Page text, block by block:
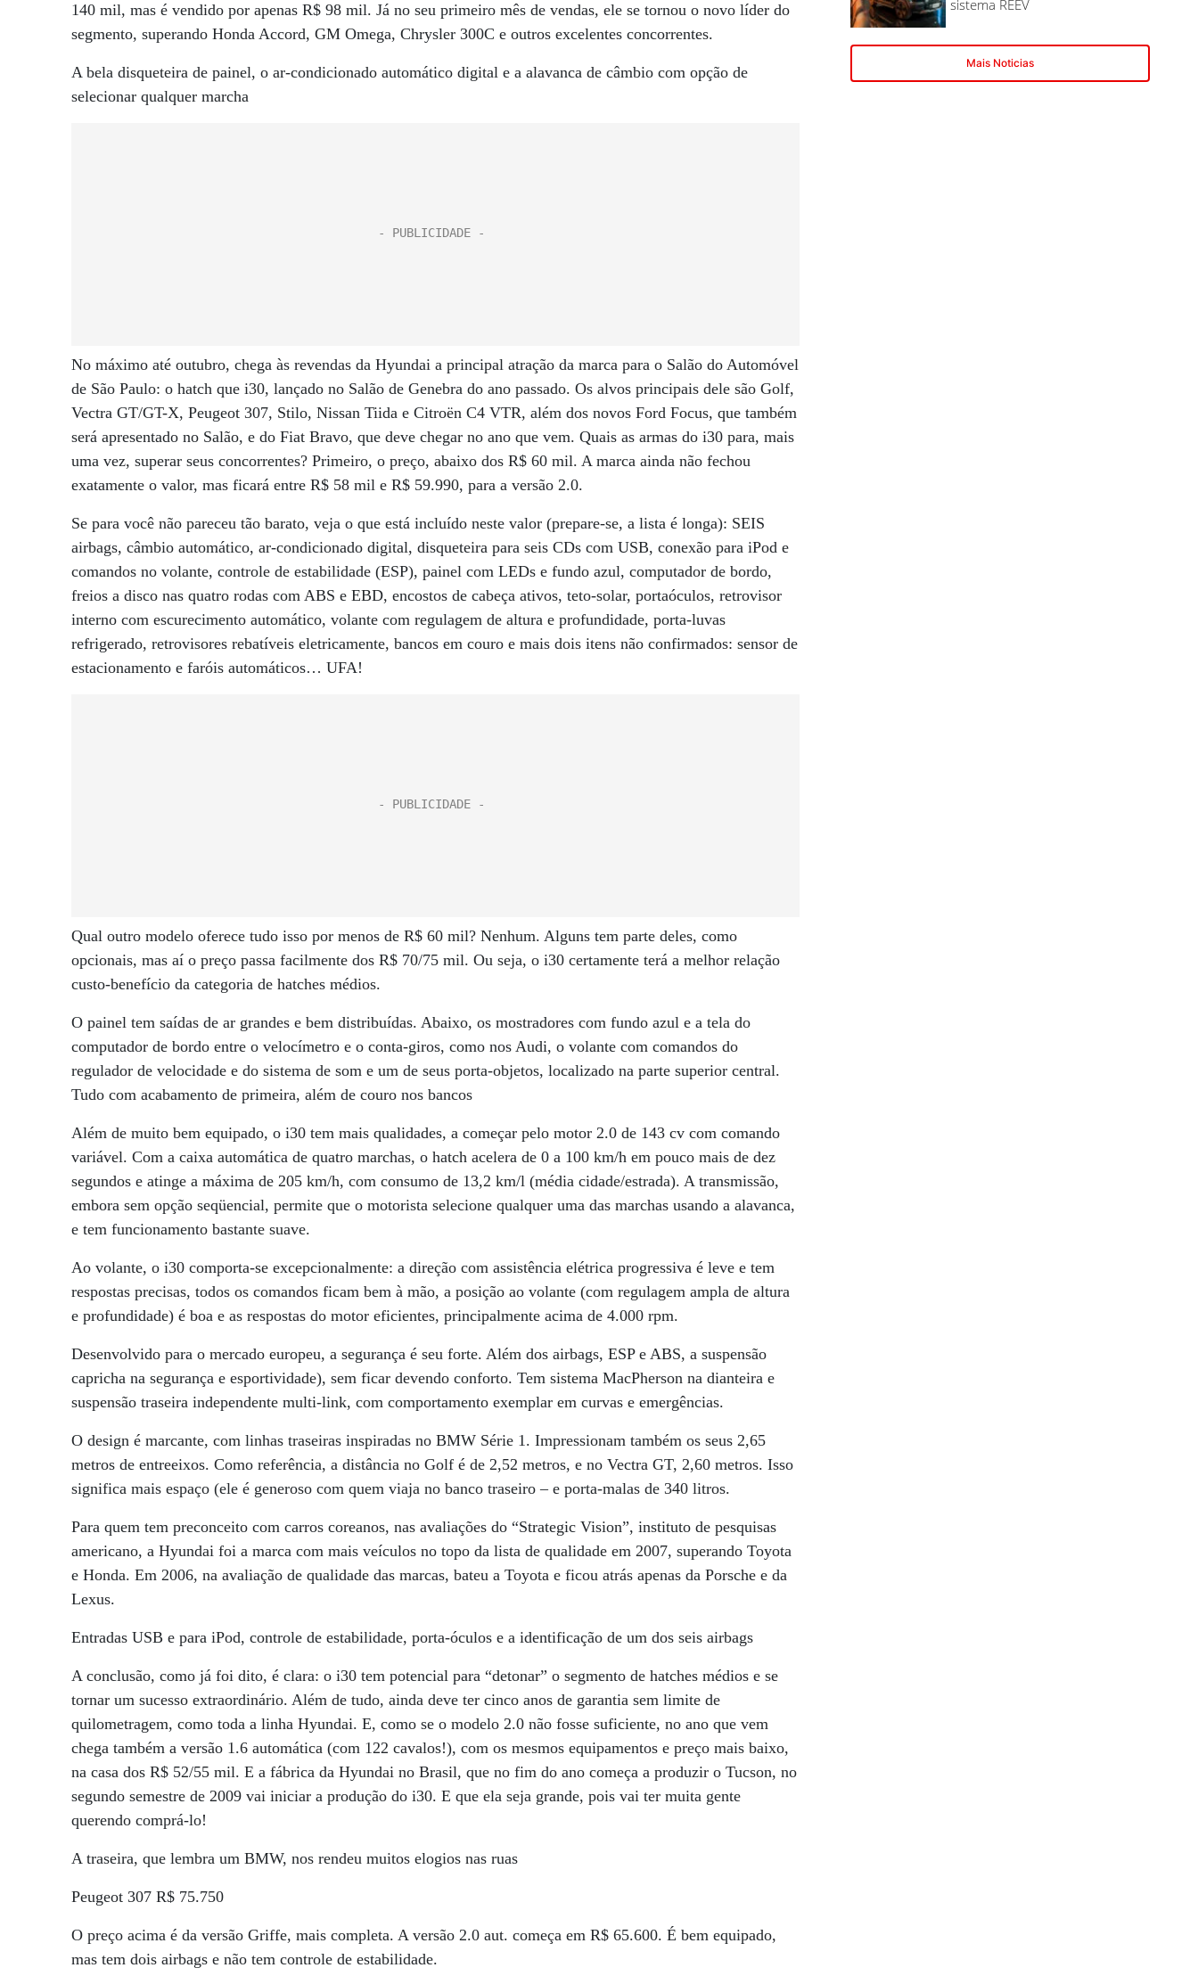
140 mil, mas é vendido por apenas R$ 98 mil. Já no seu primeiro mês de vendas, ele se tornou o novo líder do
segmento, superando Honda Accord, GM Omega, Chrysler 300C e outros excelentes concorrentes.
A bela disqueteira de painel, o ar-condicionado automático digital e a alavanca de câmbio com opção de
selecionar qualquer marcha
No máximo até outubro, chega às revendas da Hyundai a principal atração da marca para o Salão do Automóvel
de São Paulo: o hatch que i30, lançado no Salão de Genebra do ano passado. Os alvos principais dele são Golf,
Vectra GT/GT-X, Peugeot 307, Stilo, Nissan Tiida e Citroën C4 VTR, além dos novos Ford Focus, que também
será apresentado no Salão, e do Fiat Bravo, que deve chegar no ano que vem. Quais as armas do i30 para, mais
uma vez, superar seus concorrentes? Primeiro, o preço, abaixo dos R$ 60 mil. A marca ainda não fechou
exatamente o valor, mas ficará entre R$ 58 mil e R$ 59.990, para a versão 2.0.
Se para você não pareceu tão barato, veja o que está incluído neste valor (prepare-se, a lista é longa): SEIS
airbags, câmbio automático, ar-condicionado digital, disqueteira para seis CDs com USB, conexão para iPod e
comandos no volante, controle de estabilidade (ESP), painel com LEDs e fundo azul, computador de bordo,
freios a disco nas quatro rodas com ABS e EBD, encostos de cabeça ativos, teto-solar, portaóculos, retrovisor
interno com escurecimento automático, volante com regulagem de altura e profundidade, porta-luvas
refrigerado, retrovisores rebatíveis eletricamente, bancos em couro e mais dois itens não confirmados: sensor de
estacionamento e faróis automáticos… UFA!
Qual outro modelo oferece tudo isso por menos de R$ 60 mil? Nenhum. Alguns tem parte deles, como
opcionais, mas aí o preço passa facilmente dos R$ 70/75 mil. Ou seja, o i30 certamente terá a melhor relação
custo-benefício da categoria de hatches médios.
O painel tem saídas de ar grandes e bem distribuídas. Abaixo, os mostradores com fundo azul e a tela do
computador de bordo entre o velocímetro e o conta-giros, como nos Audi, o volante com comandos do
regulador de velocidade e do sistema de som e um de seus porta-objetos, localizado na parte superior central.
Tudo com acabamento de primeira, além de couro nos bancos
Além de muito bem equipado, o i30 tem mais qualidades, a começar pelo motor 2.0 de 143 cv com comando
variável. Com a caixa automática de quatro marchas, o hatch acelera de 0 a 100 km/h em pouco mais de dez
segundos e atinge a máxima de 205 km/h, com consumo de 13,2 km/l (média cidade/estrada). A transmissão,
embora sem opção seqüencial, permite que o motorista selecione qualquer uma das marchas usando a alavanca,
e tem funcionamento bastante suave.
Ao volante, o i30 comporta-se excepcionalmente: a direção com assistência elétrica progressiva é leve e tem
respostas precisas, todos os comandos ficam bem à mão, a posição ao volante (com regulagem ampla de altura
e profundidade) é boa e as respostas do motor eficientes, principalmente acima de 4.000 rpm.
Desenvolvido para o mercado europeu, a segurança é seu forte. Além dos airbags, ESP e ABS, a suspensão
capricha na segurança e esportividade), sem ficar devendo conforto. Tem sistema MacPherson na dianteira e
suspensão traseira independente multi-link, com comportamento exemplar em curvas e emergências.
O design é marcante, com linhas traseiras inspiradas no BMW Série 1. Impressionam também os seus 2,65
metros de entreeixos. Como referência, a distância no Golf é de 2,52 metros, e no Vectra GT, 2,60 metros. Isso
significa mais espaço (ele é generoso com quem viaja no banco traseiro – e porta-malas de 340 litros.
Para quem tem preconceito com carros coreanos, nas avaliações do “Strategic Vision”, instituto de pesquisas
americano, a Hyundai foi a marca com mais veículos no topo da lista de qualidade em 2007, superando Toyota
e Honda. Em 2006, na avaliação de qualidade das marcas, bateu a Toyota e ficou atrás apenas da Porsche e da
Lexus.
Entradas USB e para iPod, controle de estabilidade, porta-óculos e a identificação de um dos seis airbags
A conclusão, como já foi dito, é clara: o i30 tem potencial para “detonar” o segmento de hatches médios e se
tornar um sucesso extraordinário. Além de tudo, ainda deve ter cinco anos de garantia sem limite de
quilometragem, como toda a linha Hyundai. E, como se o modelo 2.0 não fosse suficiente, no ano que vem
chega também a versão 1.6 automática (com 122 cavalos!), com os mesmos equipamentos e preço mais baixo,
na casa dos R$ 52/55 mil. E a fábrica da Hyundai no Brasil, que no fim do ano começa a produzir o Tucson, no
segundo semestre de 2009 vai iniciar a produção do i30. E que ela seja grande, pois vai ter muita gente
querendo comprá-lo!
A traseira, que lembra um BMW, nos rendeu muitos elogios nas ruas
Peugeot 307 R$ 75.750
O preço acima é da versão Griffe, mais completa. A versão 2.0 aut. começa em R$ 65.600. É bem equipado,
mas tem dois airbags e não tem controle de estabilidade.